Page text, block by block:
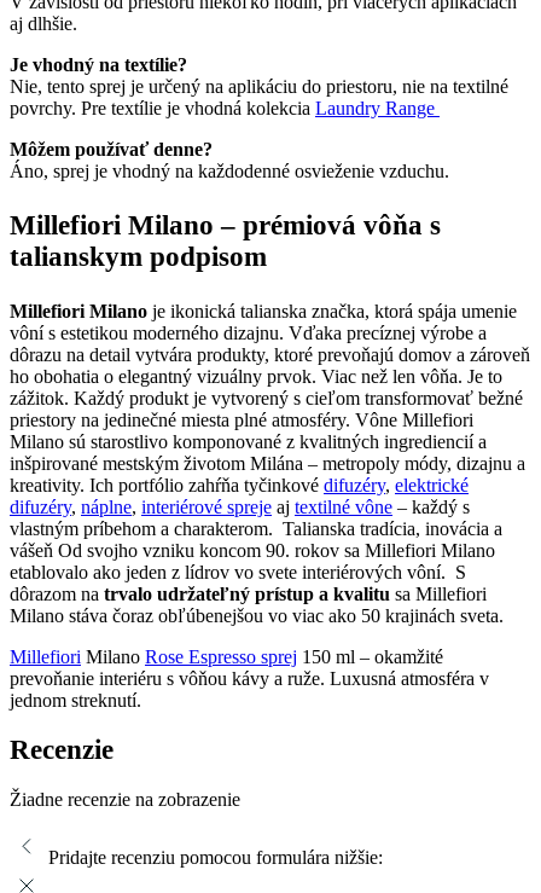
aj dlhšie.
Je vhodný na textílie?
Nie, tento sprej je určený na aplikáciu do priestoru, nie na textilné
povrchy. Pre textílie je vhodná kolekcia Laundry Range
Môžem používať denne?
Áno, sprej je vhodný na každodenné osvieženie vzduchu.
Millefiori Milano – prémiová vôňa s
talianskym podpisom
Millefiori Milano je ikonická talianska značka, ktorá spája umenie
vôní s estetikou moderného dizajnu. Vďaka precíznej výrobe a
dôrazu na detail vytvára produkty, ktoré prevoňajú domov a zároveň
ho obohatia o elegantný vizuálny prvok. Viac než len vôňa. Je to
zážitok. Každý produkt je vytvorený s cieľom transformovať bežné
priestory na jedinečné miesta plné atmosféry. Vône Millefiori
Milano sú starostlivo komponované z kvalitných ingrediencií a
inšpirované mestským životom Milána – metropoly módy, dizajnu a
kreativity. Ich portfólio zahŕňa tyčinkové difuzéry, elektrické
difuzéry, náplne, interiérové spreje aj textilné vône – každý s
vlastným príbehom a charakterom. Talianska tradícia, inovácia a
vášeň Od svojho vzniku koncom 90. rokov sa Millefiori Milano
etablovalo ako jeden z lídrov vo svete interiérových vôní. S
dôrazom na trvalo udržateľný prístup a kvalitu sa Millefiori
Milano stáva čoraz obľúbenejšou vo viac ako 50 krajinách sveta.
Millefiori Milano Rose Espresso sprej 150 ml – okamžité
prevoňanie interiéru s vôňou kávy a ruže. Luxusná atmosféra v
jednom streknutí.
Recenzie
Žiadne recenzie na zobrazenie
Pridajte recenziu pomocou formulára nižšie: